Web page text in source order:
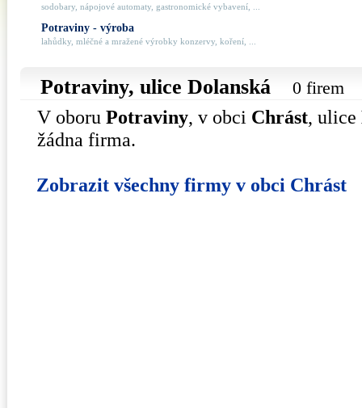
sodobary, nápojové automaty, gastronomické vybavení, ...
Potraviny - výroba
lahůdky, mléčné a mražené výrobky konzervy, koření, ...
Potraviny, ulice Dolanská 0 firem
V oboru Potraviny, v obci Chrást, ulice
žádna firma.
Zobrazit všechny firmy v obci Chrást